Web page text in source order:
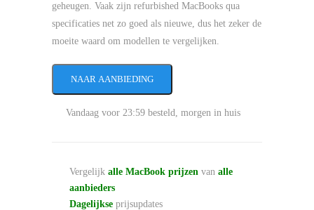
geheugen. Vaak zijn refurbished MacBooks qua
specificaties net zo goed als nieuwe, dus het zeker de
moeite waard om modellen te vergelijken.
NAAR AANBIEDING
Vandaag voor 23:59 besteld, morgen in huis
Vergelijk alle MacBook prijzen van alle
aanbieders
Dagelijkse prijsupdates